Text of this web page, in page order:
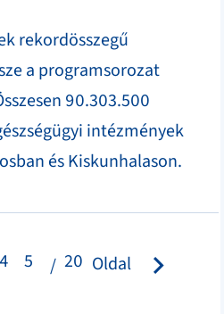
rekordösszegű
a programsorozat
90.303.500
intézmények
és Kiskunhalason.
4 5 20 Oldal